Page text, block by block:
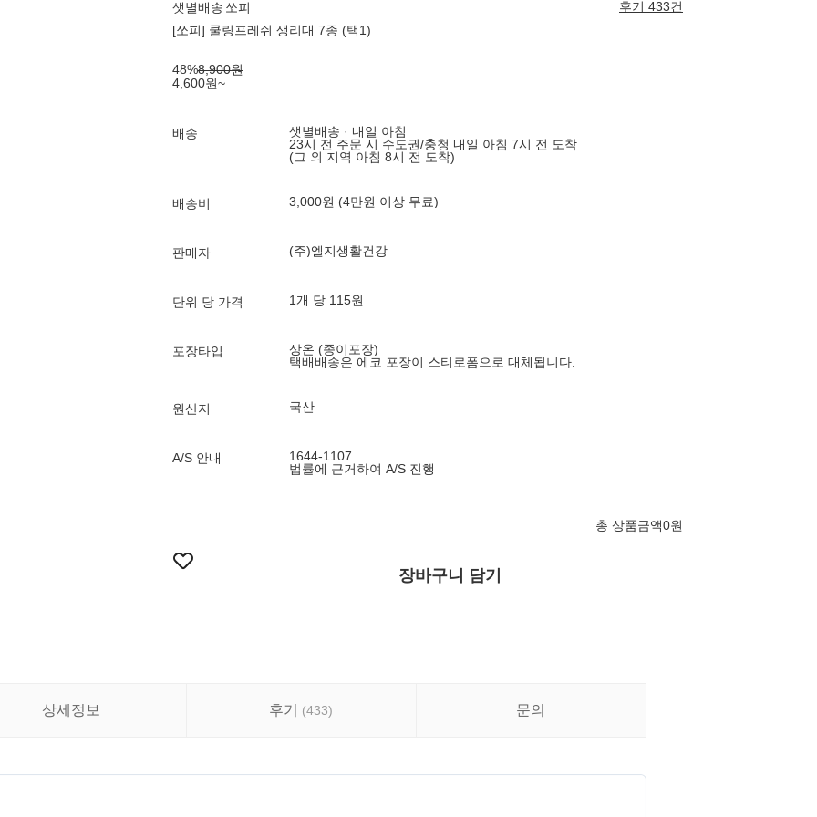
샛별배송 쏘피
후기 433건
[쏘피] 쿨링프레쉬 생리대 7종 (택1)
48%8,900원
4,600원~
배송
샛별배송 · 내일 아침
23시 전 주문 시 수도권/충청 내일 아침 7시 전 도착
(그 외 지역 아침 8시 전 도착)
배송비 3,000원 (4만원 이상 무료)
판매자 (주)엘지생활건강
단위 당 가격 1개 당 115원
포장타입
상온 (종이포장)
택배배송은 에코 포장이 스티로폼으로 대체됩니다.
원산지 국산
A/S 안내
1644-1107
법률에 근거하여 A/S 진행
총 상품금액0원
장바구니 담기
상세정보 후기 (433) 문의